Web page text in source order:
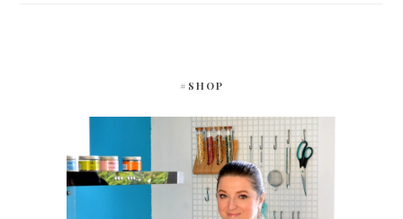
#SHOP